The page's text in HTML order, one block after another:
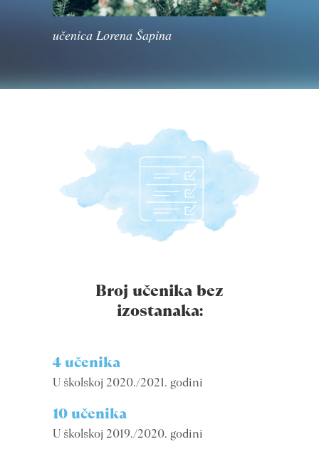
učenica Lorena Šapina
Broj učenika bez
izostanaka:
4 učenika
U školskoj 2020./2021. godini
10 učenika
U školskoj 2019./2020. godini